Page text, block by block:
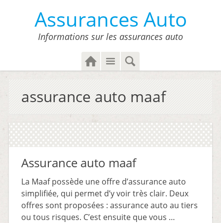
Assurances Auto
Informations sur les assurances auto
H
o
M
u
S
e
r
c
assurance auto maaf
Assurance auto maaf
La Maaf possède une offre d’assurance auto
simplifiée, qui permet d’y voir très clair. Deux
offres sont proposées : assurance auto au tiers
ou tous risques. C’est ensuite que vous …